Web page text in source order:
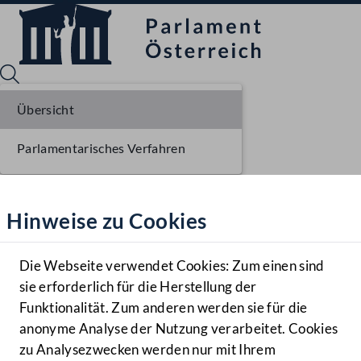
Hilfe
Benutzer
Navigationsmenü öffnen
MENÜ
Hinweise zu Cookies
Die Webseite verwendet Cookies: Zum einen sind
sie erforderlich für die Herstellung der
Funktionalität. Zum anderen werden sie für die
anonyme Analyse der Nutzung verarbeitet. Cookies
zu Analysezwecken werden nur mit Ihrem
Übersicht
Parlamentarisches Verfahren